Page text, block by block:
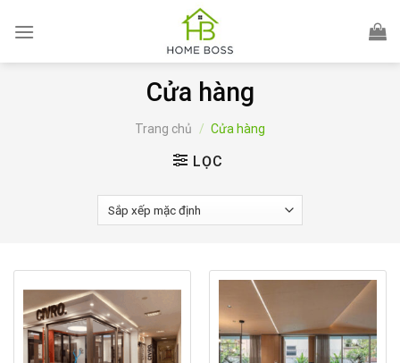
Cửa hàng
Trang chủ / Cửa hàng
LỌC